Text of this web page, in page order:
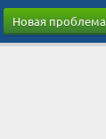
Новая проблема